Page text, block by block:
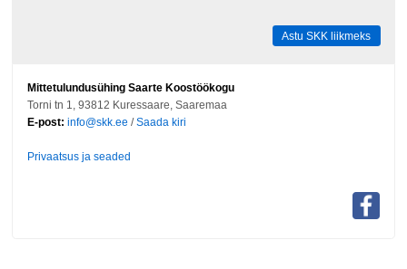
Astu SKK liikmeks
Mittetulundusühing Saarte Koostöökogu
Torni tn 1, 93812 Kuressaare, Saaremaa
E-post: info@skk.ee /Saada kiri
Privaatsus ja seaded